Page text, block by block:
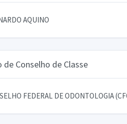
AQUINO
de Conselho de Classe
FEDERAL DE ODONTOLOGIA